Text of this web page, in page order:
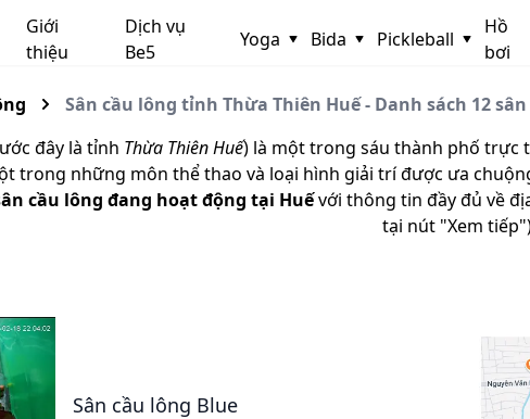
Giới
thiệu
Dịch vụ
Be5
Yoga Bida Pickleball
Hồ
bơi
Sân cầu lông tỉnh Thừa Thiên Huế - Danh sách 12
đây là tỉnh Thừa Thiên Huế) là một trong sáu thành phố trực
trong những môn thể thao và loại hình giải trí được ưa
cầu lông đang hoạt động tại Huếvới thông tin đầy đủ về
tại nút "Xem
Sân cầu lông Blue